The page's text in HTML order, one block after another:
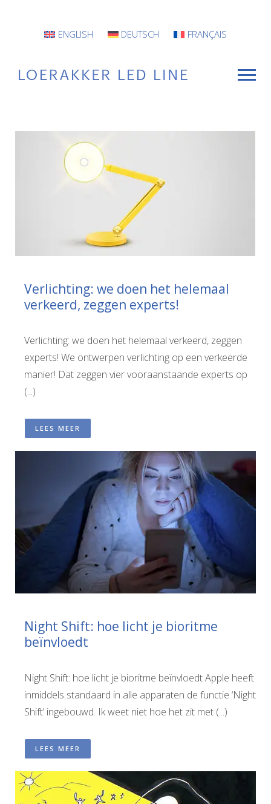
ENGLISH DEUTSCH FRANÇAIS
Armaturen
Verlichting: we doen het helemaal
verkeerd, zeggen experts!
Verlichting: we doen het helemaal verkeerd, zeggen
experts! We ontwerpen verlichting op een verkeerde
manier! Dat zeggen vier vooraanstaande experts op
(...)
LEES MEER
Night Shift: hoe licht je bioritme
beïnvloedt
Night Shift: hoe licht je bioritme beïnvloedt Apple heeft
inmiddels standaard in alle apparaten de functie ‘Night
Shift’ ingebouwd. Ik weet niet hoe het zit met (...)
LEES MEER